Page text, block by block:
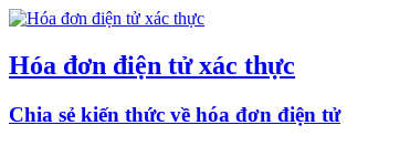
Hóa đơn điện tử xác thực
Chia sẻ kiến thức về hóa đơn điện tử